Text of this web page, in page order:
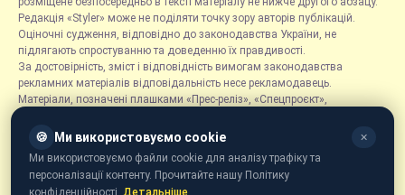
Редакція «Styler» може не поділяти точку зору авторів публікацій.
Оціночні судження, відповідно до законодавства України, не
підлягають спростуванню та доведенню їх правдивості.
За достовірність, зміст і відповідність вимогам законодавства
рекламних матеріалів відповідальність несе рекламодавець.
Матеріали, позначені плашками «Прес-реліз», «Спецпроєкт»,
розміщуються на правах реклами.
Рубрика «Новини компаній» є інформаційним форматом, що містить
новини, повідомлення та оголошення, пов'язані з діяльністю
компаній, і ґрунтується на інформації, наданій відповідними
🍪 Ми використовуємо cookie ✕
Ми використовуємо файли cookie для аналізу трафіку та
персоналізації контенту. Прочитайте нашу Політику
конфіденційності. Детальніше